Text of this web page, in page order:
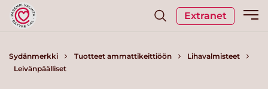
Extranet
Sydänmerkki Tuotteet ammattikeittiöön
Lihavalmisteet
Leivänpäälliset